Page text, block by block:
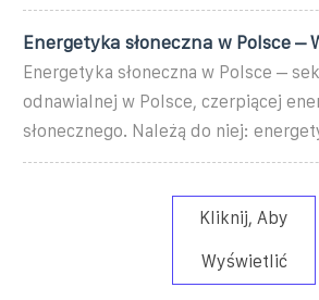
Energetyka słoneczna w Polsce –
Energetyka słoneczna w Polsce –
odnawialnej w Polsce, czerpiącej
słonecznego. Należą do niej:
Kliknij, Aby
Wyświetlić